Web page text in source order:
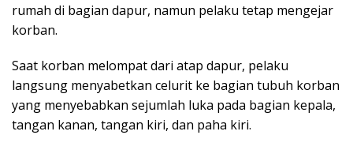
rumah di bagian dapur, namun pelaku tetap mengejar
korban.
Saat korban melompat dari atap dapur, pelaku
langsung menyabetkan celurit ke bagian tubuh korban
yang menyebabkan sejumlah luka pada bagian kepala,
tangan kanan, tangan kiri, dan paha kiri.